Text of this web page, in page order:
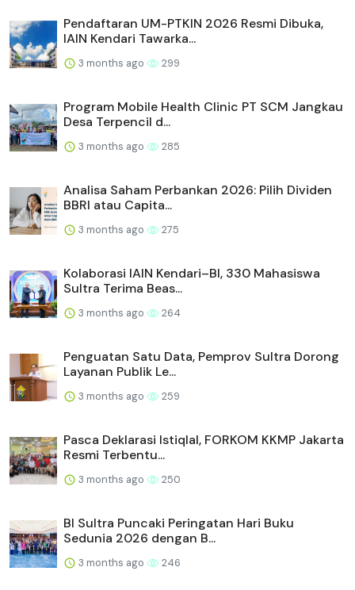
Pendaftaran UM-PTKIN 2026 Resmi Dibuka,
IAIN Kendari Tawarka...
3 months ago 299
Program Mobile Health Clinic PT SCM Jangkau
Desa Terpencil d...
3 months ago 285
Analisa Saham Perbankan 2026: Pilih Dividen
BBRI atau Capita...
3 months ago 275
Kolaborasi IAIN Kendari–BI, 330 Mahasiswa
Sultra Terima Beas...
3 months ago 264
Penguatan Satu Data, Pemprov Sultra Dorong
Layanan Publik Le...
3 months ago 259
Pasca Deklarasi Istiqlal, FORKOM KKMP Jakarta
Resmi Terbentu...
3 months ago 250
BI Sultra Puncaki Peringatan Hari Buku
Sedunia 2026 dengan B...
3 months ago 246